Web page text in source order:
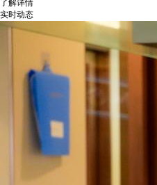
了解详情
实时动态